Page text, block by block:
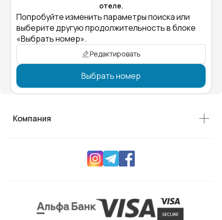
отеле.
Попробуйте изменить параметры поиска или
выберите другую продолжительность в блоке
«Выбрать номер».
Редактировать
Выбрать номер
Компания